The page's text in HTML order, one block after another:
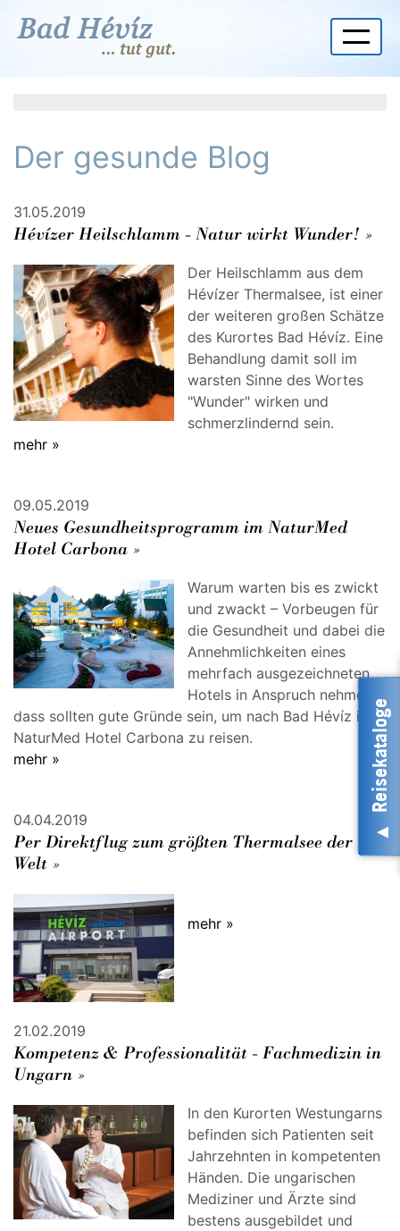
Der gesunde Blog
31.05.2019
Hévízer Heilschlamm - Natur wirkt Wunder! »
Der Heilschlamm aus dem
Hévízer Thermalsee, ist einer
der weiteren großen Schätze
des Kurortes Bad Hévíz. Eine
Behandlung damit soll im
warsten Sinne des Wortes
"Wunder" wirken und
schmerzlindernd sein.
mehr »
09.05.2019
Neues Gesundheitsprogramm im NaturMed
Hotel Carbona »
Warum warten bis es zwickt
und zwackt – Vorbeugen für
die Gesundheit und dabei die
Annehmlichkeiten eines
mehrfach ausgezeichneten
Hotels in Anspruch nehmen,
dass sollten gute Gründe sein, um nach Bad Hévíz ins
NaturMed Hotel Carbona zu reisen.
mehr »
04.04.2019
Per Direktflug zum größten Thermalsee der
Welt »
mehr »
21.02.2019
Kompetenz & Professionalität - Fachmedizin in
Ungarn »
In den Kurorten Westungarns
befinden sich Patienten seit
Jahrzehnten in kompetenten
Händen. Die ungarischen
Mediziner und Ärzte sind
bestens ausgebildet und
Reisekataloge